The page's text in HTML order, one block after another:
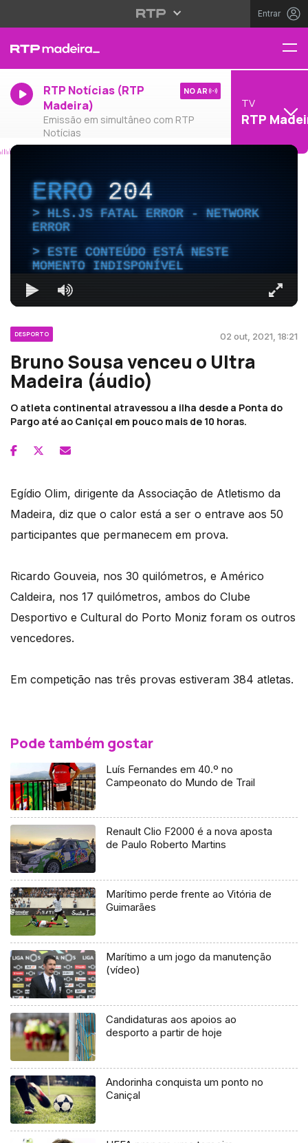
Entrar
RTP Notícias (RTP
Madeira)
Emissão em simultâneo com RTP
Notícias
NO AR
TV
RTP
ERRO204
HLS.JS FATAL ERROR - NETWORK
ERROR
ESTE CONTEÚDO ESTÁ NESTE
MOMENTO INDISPONÍVEL
DESPORTO 02 out, 2021, 18:21
Bruno Sousa venceu o Ultra
Madeira (áudio)
O atleta continental atravessou a ilha desde a Ponta do
Pargo até ao Caniçal em pouco mais de 10 horas.
Egídio Olim, dirigente da Associação de Atletismo da
Madeira, diz que o calor está a ser o entrave aos 50
participantes que permanecem em prova.
Ricardo Gouveia, nos 30 quilómetros, e Américo
Caldeira, nos 17 quilómetros, ambos do Clube
Desportivo e Cultural do Porto Moniz foram os outros
vencedores.
Em competição nas três provas estiveram 384 atletas.
Pode também gostar
Luís Fernandes em 40.º no
Campeonato do Mundo de Trail
Renault Clio F2000 é a nova aposta
de Paulo Roberto Martins
Marítimo perde frente ao Vitória de
Guimarães
Marítimo a um jogo da manutenção
(vídeo)
Candidaturas aos apoios ao
desporto a partir de hoje
Andorinha conquista um ponto no
Caniçal